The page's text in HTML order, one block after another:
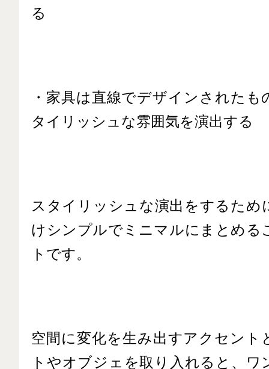
る
・家具は直線でデザインされたも
タイリッシュな雰囲気を演出する
スタイリッシュな演出をするため
けシンプルでミニマルにまとめる
トです。
空間に変化を生み出すアクセント
トやオブジェを取り入れると、ワ